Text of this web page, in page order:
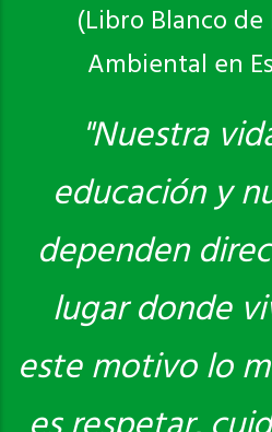
(Libro Blanco de
Ambiental en
"Nuestra
educación y
dependen
lugar donde
este motivo lo